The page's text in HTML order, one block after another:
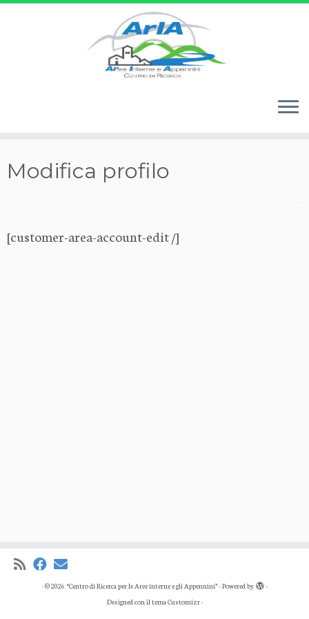
alModifica profilo
[customer-area-account-edit /]
·© 2026 “Centro di Ricerca per le Aree interne e gli Appennini”·Powered by
·
Designed con iltema Customizr·